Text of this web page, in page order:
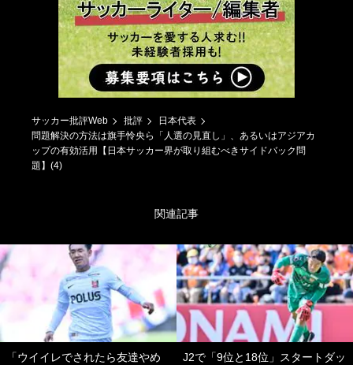
サッカー批評Web 批評
日本代表
問題解決の方法は旗手怜央ら「人選の見直し」、あるいはアジアカ
ップの有効活用【日本サッカー界が取り組むべきサイドバック問
題】(4)
関連記事
「ウイイレでされたら友達やめ
J2で「9位と18位」スタートダッ